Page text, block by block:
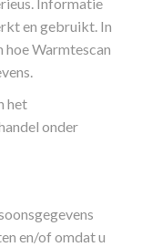
en gebruikt. In
Warmtescan
het
onder
en/of omdat u